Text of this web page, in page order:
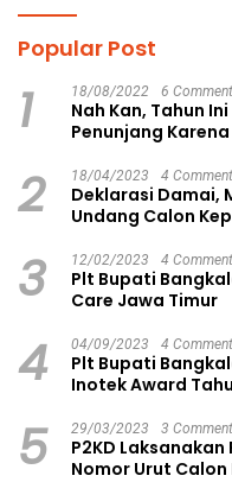
Popular Post
1 18/08/2022 6 Comment
Nah Kan, Tahun
Penunjang
2 18/04/2023 4 Comment
Deklarasi Damai,
Undang Calon
3 12/02/2023 4 Comment
Plt Bupati
Care Jawa Timur
4 04/09/2023 4 Comment
Plt Bupati
Inotek Award
5 29/03/2023 3 Comment
P2KD
Nomor Urut